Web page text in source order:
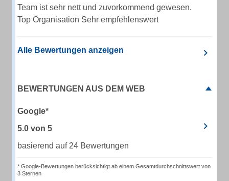
Team ist sehr nett und zuvorkommend gewesen.
Top Organisation Sehr empfehlenswert
Alle Bewertungen anzeigen
BEWERTUNGEN AUS DEM WEB
Google*
5.0 von 5
basierend auf 24 Bewertungen
* Google-Bewertungen berücksichtigt ab einem Gesamtdurchschnittswert von
3 Sternen